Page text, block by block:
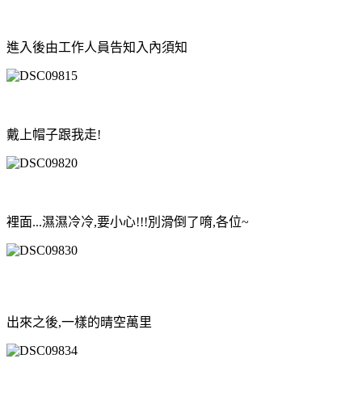
進入後由工作人員告知入內須知
戴上帽子跟我走!
裡面...濕濕冷冷,要小心!!!別滑倒了唷,各位~
出來之後,一樣的晴空萬里